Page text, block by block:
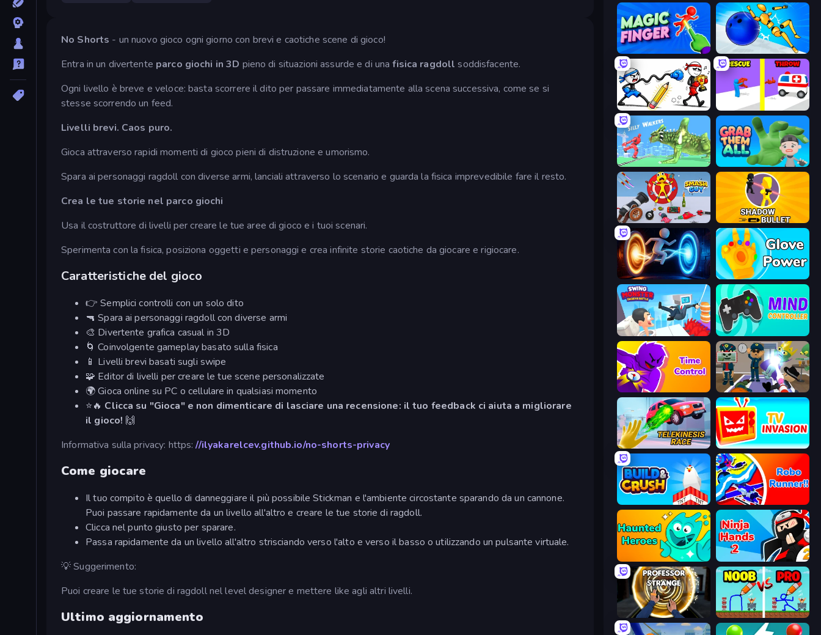
No Shorts - un nuovo gioco ogni giorno con brevi e caotiche scene di gioco!
Entra in un divertente parco giochi in 3D pieno di situazioni assurde e di unafisica ragdoll soddisfacente.
Ogni livello è breve e veloce: basta scorrere il dito per passare immediatamente alla scena successiva, come se si
stesse scorrendo un feed.
Livelli brevi. Caos puro.
Gioca attraverso rapidi momenti di gioco pieni di distruzione e umorismo.
Spara ai personaggi ragdoll con diverse armi, lanciali attraverso lo scenario e guarda la fisica imprevedibile fare il resto.
Crea le tue storie nel parco giochi
Usa il costruttore di livelli per creare le tue aree di gioco e i tuoi scenari.
Sperimenta con la fisica, posiziona oggetti e personaggi e crea infinite storie caotiche da giocare e rigiocare.
Caratteristiche del gioco
👉 Semplici controlli con un solo dito
🔫 Spara ai personaggi ragdoll con diverse armi
🎨 Divertente grafica casual in 3D
🌀 Coinvolgente gameplay basato sulla fisica
📱 Livelli brevi basati sugli swipe
🧩 Editor di livelli per creare le tue scene personalizzate
🌍 Gioca online su PC o cellulare in qualsiasi momento
⭐🔥 Clicca su "Gioca" e non dimenticare di lasciare una recensione: il tuo feedback ci aiuta a migliorare
il gioco! 🙌
Informativa sulla privacy: https://ilyakarelcev.github.io/no-shorts-privacy
Come giocare
Il tuo compito è quello di danneggiare il più possibile Stickman e l'ambiente circostante sparando da un cannone.
Puoi passare rapidamente da un livello all'altro e creare le tue storie di ragdoll.
Clicca nel punto giusto per sparare.
Passa rapidamente da un livello all'altro strisciando verso l'alto e verso il basso o utilizzando un pulsante virtuale.
💡 Suggerimento:
Puoi creare le tue storie di ragdoll nel level designer e mettere like agli altri livelli.
Ultimo aggiornamento
Magic Finger 3D Playground Man! Ragdoll Show!
Doodle Smash Rescue Throw
Silly Walkers Grab Them All
Smash Guy: Ragdoll Punch Hero Shadow Bullet
Portal Escape Glove Power
Swing Monster: Decisive Battle Mind Controller
Time Control! Find The Alien
Telekinesis Race 3D TV Invasion
Build and Crush Robo Runner
Haunted Heroes Ninja Hands 2
Professor Strange DOP Noob: Draw to Save